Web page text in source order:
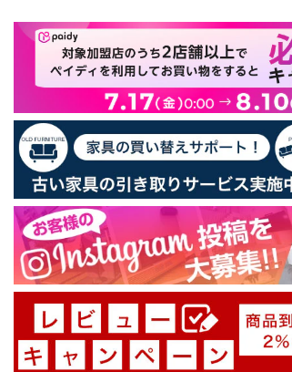
お客様のレビ
5つ星中
レビュー数 2 件
レビューを書く